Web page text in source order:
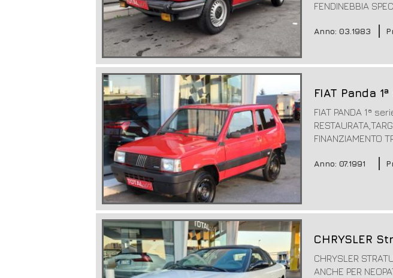
FENDINEBBIA
Anno: 03.1983
FIAT Panda
FIAT PANDA 1ª
FINANZIAMENTO
Anno: 07.1991
CHRYSLER
CHRYSLER
ANCHE PER